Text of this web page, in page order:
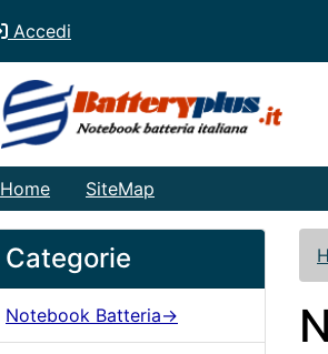
Accedi
Home SiteMap
Categorie
Notebook Batteria->